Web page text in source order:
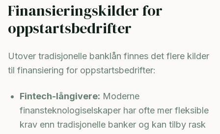
Finansieringskilder for
oppstartsbedrifter
Utover tradisjonelle banklån finnes det flere kilder
til finansiering for oppstartsbedrifter:
Fintech-långivere: Moderne
finansteknologiselskaper har ofte mer fleksible
krav enn tradisjonelle banker og kan tilby rask